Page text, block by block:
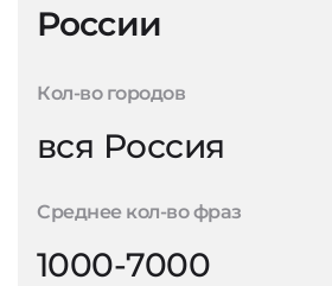
России
Кол-во городов
вся Россия
Среднее кол-во фраз
1000-7000